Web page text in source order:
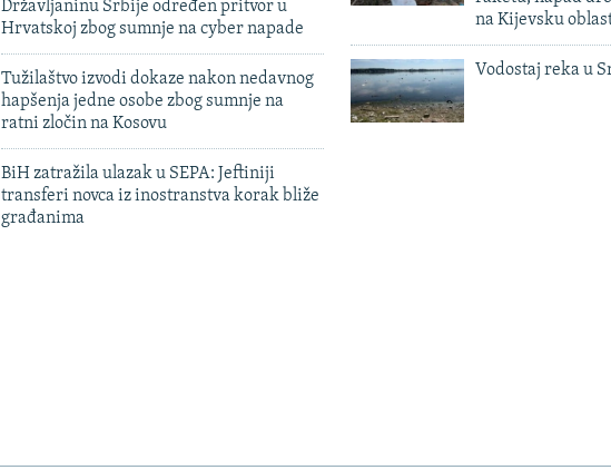
Državljaninu Srbije određen pritvor u
Hrvatskoj zbog sumnje na cyber napade
Tužilaštvo izvodi dokaze nakon nedavnog
hapšenja jedne osobe zbog sumnje na
ratni zločin na Kosovu
BiH zatražila ulazak u SEPA: Jeftiniji
transferi novca iz inostranstva korak bliže
građanima
na Kijevsku
Vodostaj reka u